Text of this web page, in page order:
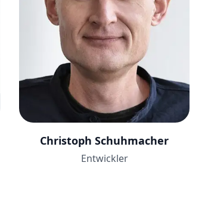
Christoph Schuhmacher
Entwickler